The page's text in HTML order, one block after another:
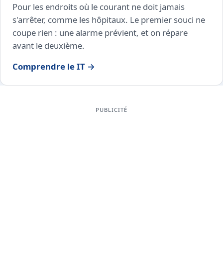
Pour les endroits où le courant ne doit jamais
s'arrêter, comme les hôpitaux. Le premier souci ne
coupe rien : une alarme prévient, et on répare
avant le deuxième.
Comprendre le IT →
PUBLICITÉ